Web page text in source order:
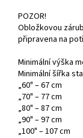
POZOR!
Obložkovou
připravena na
Minimální výška
Minimální šířka
„60" – 67 cm
„70" – 77 cm
„80" – 87 cm
„90" – 97 cm
„100" – 107 cm